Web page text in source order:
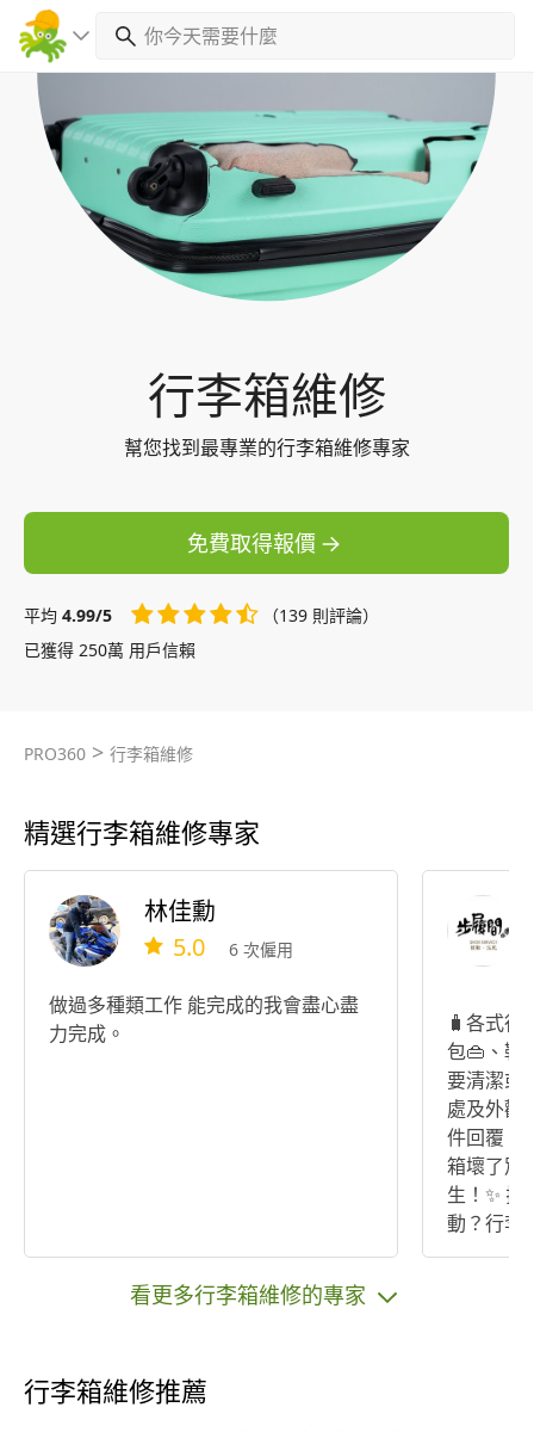
行李箱維修
幫您找到最專業的行李箱維修專家
免費取得報價
平均 4.99/5
（139 則評論）
已獲得 250萬 用戶信賴
PRO360 > 行李箱維修
精選行李箱維修專家
林佳勳
5.0 6 次僱用
做過多種類工作 能完成的我會盡心盡
力完成。
🧳各式行
包👜、鞋
要清潔或
處及外觀
件回覆，再
箱壞了別
生！✨ 拉鍊卡住？輪子壞了？拉桿鬆
動？行李
急著丟！
看更多行李箱維修的專家
行李箱維修推薦